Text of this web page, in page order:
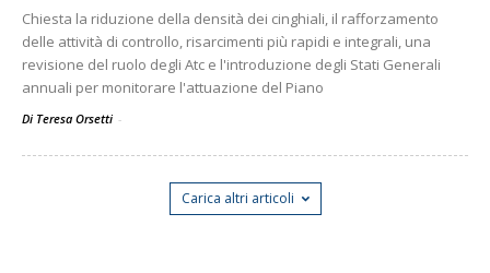
Chiesta la riduzione della densità dei cinghiali, il rafforzamento
delle attività di controllo, risarcimenti più rapidi e integrali, una
revisione del ruolo degli Atc e l'introduzione degli Stati Generali
annuali per monitorare l'attuazione del Piano
Di Teresa Orsetti -
Carica altri articoli